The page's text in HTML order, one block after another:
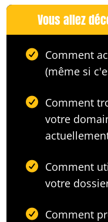
Vous allez
Comment
(même si
Comment
votre
Comment
votre
Comment